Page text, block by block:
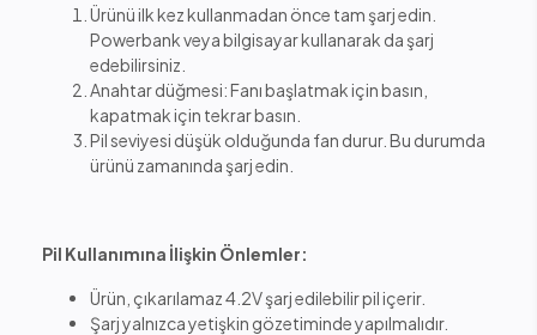
Ürünü ilk kez kullanmadan önce tam şarj edin.
Powerbank veya bilgisayar kullanarak da şarj
edebilirsiniz.
Anahtar düğmesi: Fanı başlatmak için basın,
kapatmak için tekrar basın.
Pil seviyesi düşük olduğunda fan durur. Bu durumda
ürünü zamanında şarj edin.
Pil Kullanımına İlişkin Önlemler:
Ürün, çıkarılamaz 4.2V şarj edilebilir pil içerir.
Şarj yalnızca yetişkin gözetiminde yapılmalıdır.